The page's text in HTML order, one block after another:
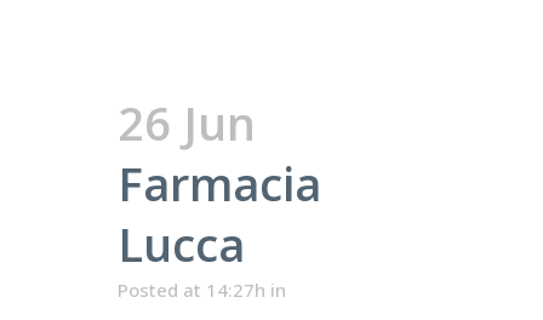
26 Jun
Farmacia
Lucca
Posted at 14:27h in